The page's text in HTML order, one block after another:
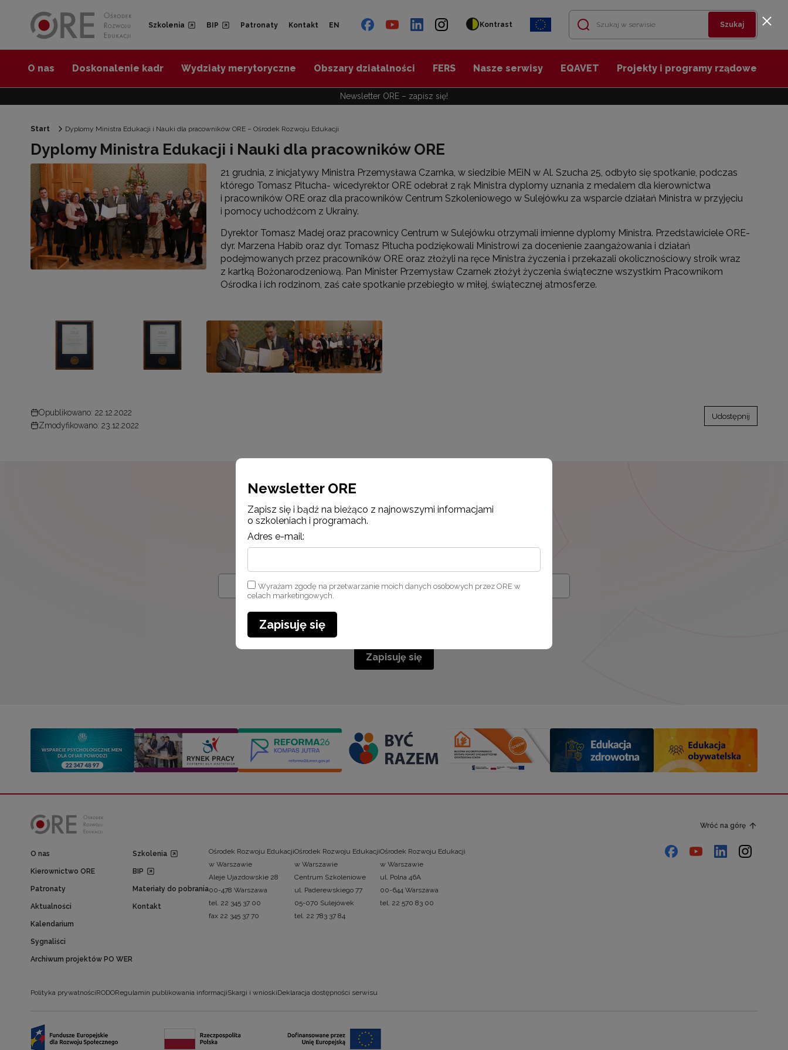
Szkolenia BIP Patronaty Kontakt EN Kontrast Szukaj
O nas Doskonalenie kadr Wydziały merytoryczne Obszary działalności FERS Nasze serwisy EQAVET Projekty i programy rządowe
Newsletter ORE – zapisz się!
Start Dyplomy Ministra Edukacji i Nauki dla pracowników ORE – Ośrodek Rozwoju Edukacji
Dyplomy Ministra Edukacji i Nauki dla pracowników ORE
21 grudnia, z inicjatywy Ministra Przemysława Czarnka, w siedzibie MEiN w Al. Szucha 25, odbyło się spotkanie, podczas
którego Tomasz Pitucha- wicedyrektor ORE odebrał z rąk Ministra dyplomy uznania z medalem dla kierownictwa
i pracowników ORE oraz dla pracowników Centrum Szkoleniowego w Sulejówku za wsparcie działań Ministra w przyjęciu
i pomocy uchodźcom z Ukrainy.
Dyrektor Tomasz Madej oraz pracownicy Centrum w Sulejówku otrzymali imienne dyplomy Ministra. Przedstawiciele ORE-
dyr. Marzena Habib oraz dyr. Tomasz Pitucha podziękowali Ministrowi za docenienie zaangażowania i działań
podejmowanych przez pracowników ORE oraz złożyli na ręce Ministra życzenia i przekazali okolicznościowy stroik wraz
z kartką Bożonarodzeniową. Pan Minister Przemysław Czarnek złożył życzenia świąteczne wszystkim Pracownikom
Ośrodka i ich rodzinom, zaś całe spotkanie przebiegło w miłej, świątecznej atmosferze.
Opublikowano: 22.12.2022
Zmodyfikowano: 23.12.2022
Udostępnij
Newsletter ORE
Zapisz się i bądź na bieżąco z najnowszymi informacjami
Wyrażam zgodę na przetwarzanie moich danych osobowych przez ORE w celach
Zapisuję się
Wróć na górę
O nas
Kierownictwo ORE
Patronaty
Aktualności
Kalendarium
Sygnaliści
Archiwum projektów PO WER
Szkolenia
BIP
Materiały do pobrania
Kontakt
Ośrodek Rozwoju Edukacji
w Warszawie
Aleje Ujazdowskie 28
00-478 Warszawa
tel. 22 345 37 00
fax 22 345 37 70
Ośrodek Rozwoju Edukacji
w Warszawie
Centrum Szkoleniowe
ul. Paderewskiego 77
05-070 Sulejówek
tel. 22 783 37 84
Ośrodek Rozwoju Edukacji
w Warszawie
ul. Polna 46A
00-644 Warszawa
tel. 22 570 83 00
Polityka prywatnościRODORegulamin publikowania informacjiSkargi i wnioskiDeklaracja dostępności serwisu
Newsletter ORE
Zapisz się i bądź na bieżąco z najnowszymi informacjami
o szkoleniach i programach.
Adres e-mail:
Wyrażam zgodę na przetwarzanie moich danych osobowych przez ORE w
celach marketingowych.
Zapisuję się